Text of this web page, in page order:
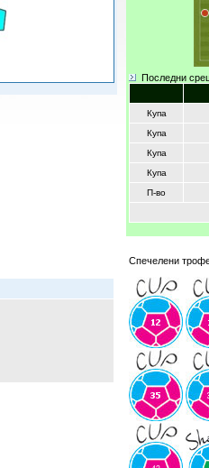
Последни
Купа
Купа
Купа
Купа
П-во
Спечелени